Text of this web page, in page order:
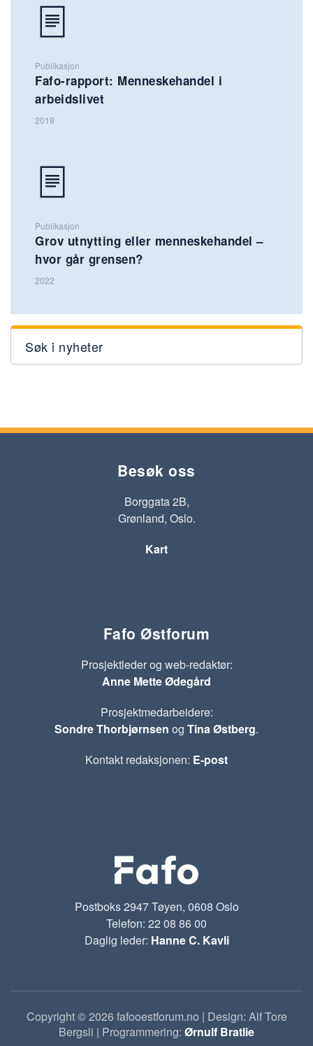
Publikasjon
Fafo-rapport: Menneskehandel i
arbeidslivet
2019
Publikasjon
Grov utnytting eller menneskehandel –
hvor går grensen?
2022
Søk i nyheter
Besøk oss
Borggata 2B,
Grønland, Oslo.
Kart
Fafo Østforum
Prosjektleder og web-redaktør:
Anne Mette Ødegård
Prosjektmedarbeidere:
Sondre Thorbjørnsen og Tina Østberg.
Kontakt redaksjonen: E-post
Postboks 2947 Tøyen, 0608 Oslo
Telefon: 22 08 86 00
Daglig leder: Hanne C. Kavli
Copyright © 2026 fafooestforum.no | Design: Alf Tore
Bergsli | Programmering: Ørnulf Bratlie